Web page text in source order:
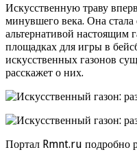
Искусственную траву
минувшего века. Она
альтернативой настоящим
площадках для игры в
искусственных газонов
расскажет о них.
Портал Rmnt.ru подробно